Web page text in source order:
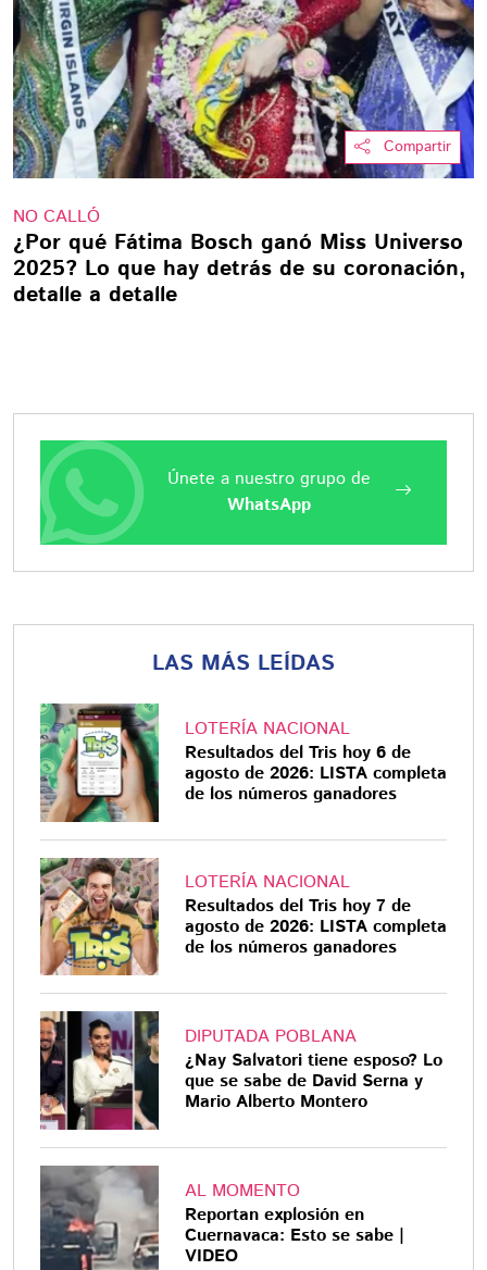
Compartir
NO CALLÓ
¿Por qué Fátima Bosch ganó Miss Universo
2025? Lo que hay detrás de su coronación,
detalle a detalle
Únete a nuestro grupo de
WhatsApp
LAS MÁS LEÍDAS
LOTERÍA NACIONAL
Resultados del Tris hoy 6 de
agosto de 2026: LISTA completa
de los números ganadores
LOTERÍA NACIONAL
Resultados del Tris hoy 7 de
agosto de 2026: LISTA completa
de los números ganadores
DIPUTADA POBLANA
¿Nay Salvatori tiene esposo? Lo
que se sabe de David Serna y
Mario Alberto Montero
AL MOMENTO
Reportan explosión en
Cuernavaca: Esto se sabe |
VIDEO